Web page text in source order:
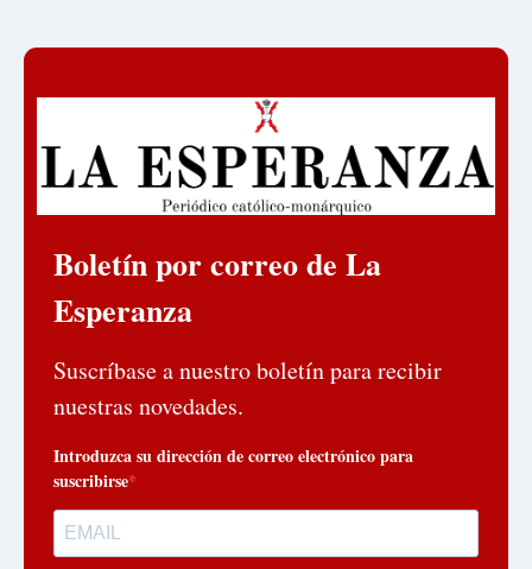
Boletín por correo de La
Esperanza
Suscríbase a nuestro boletín para recibir
nuestras novedades.
Introduzca su dirección de correo electrónico para
suscribirse